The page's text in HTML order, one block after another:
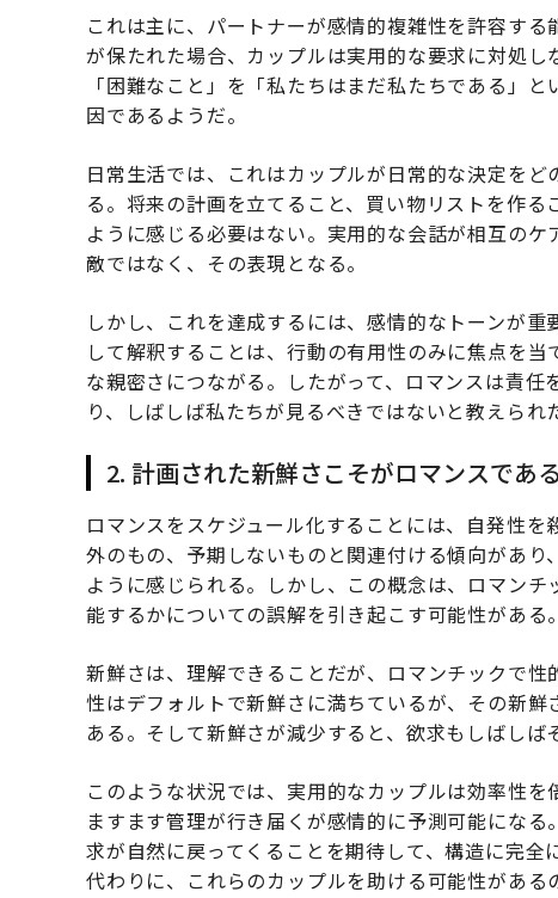
これは主に、パートナーが感情的複雑性を許容す
が保たれた場合、カップルは実用的な要求に対処し
「困難なこと」を「私たちはまだ私たちである」
因であるようだ。
日常生活では、これはカップルが日常的な決定を
る。将来の計画を立てること、買い物リストを作
ように感じる必要はない。実用的な会話が相互の
敵ではなく、その表現となる。
しかし、これを達成するには、感情的なトーンが
して解釈することは、行動の有用性のみに焦点を
な親密さにつながる。したがって、ロマンスは責
り、しばしば私たちが見るべきではないと教えられ
2. 計画された新鮮さこそがロマンスである
ロマンスをスケジュール化することには、自発性
外のもの、予期しないものと関連付ける傾向があ
ように感じられる。しかし、この概念は、ロマン
能するかについての誤解を引き起こす可能性がある。
新鮮さは、理解できることだが、ロマンチックで
性はデフォルトで新鮮さに満ちているが、その新
ある。そして新鮮さが減少すると、欲求もしばしば
このような状況では、実用的なカップルは効率性
ますます管理が行き届くが感情的に予測可能にな
求が自然に戻ってくることを期待して、構造に完
代わりに、これらのカップルを助ける可能性がある